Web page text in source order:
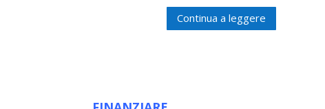
Continua a leggere